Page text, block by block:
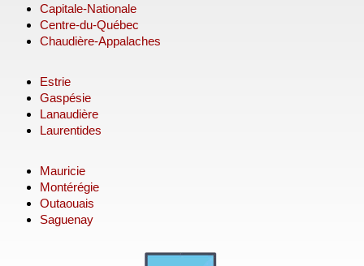
Capitale-Nationale
Centre-du-Québec
Chaudière-Appalaches
Estrie
Gaspésie
Lanaudière
Laurentides
Mauricie
Montérégie
Outaouais
Saguenay